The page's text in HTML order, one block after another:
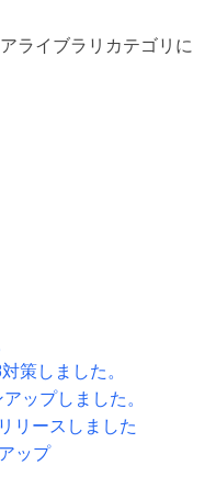
ライブラリカテゴリに
策しました。
ップしました。
リースしました
ップ